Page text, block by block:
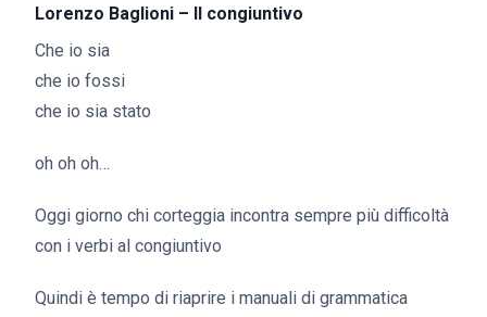
Lorenzo Baglioni – Il congiuntivo
Che io sia
che io fossi
che io sia stato
oh oh oh…
Oggi giorno chi corteggia incontra sempre più difficoltà
con i verbi al congiuntivo
Quindi è tempo di riaprire i manuali di grammatica